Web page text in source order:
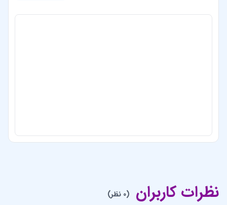
نظرات کاربران (0 نظر)